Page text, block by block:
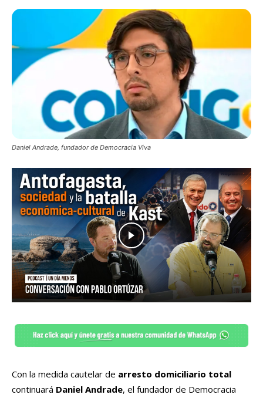
Daniel Andrade, fundador de Democracia Viva
Con la medida cautelar de arresto domiciliario total
continuará Daniel Andrade, el fundador de Democracia